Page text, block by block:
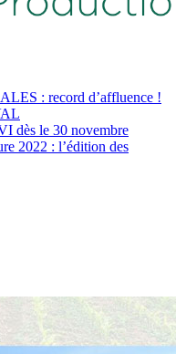
: record d’affluence !
dès le 30 novembre
2022 : l’édition des